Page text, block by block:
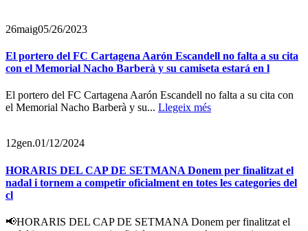
26maig05/26/2023
El portero del FC Cartagena Aarón Escandell no falta a su cita
con el Memorial Nacho Barberà y su camiseta estará en l
El portero del FC Cartagena Aarón Escandell no falta a su cita con
el Memorial Nacho Barberà y su... Llegeix més
12gen.01/12/2024
HORARIS DEL CAP DE SETMANA Donem per finalitzat el
nadal i tornem a competir oficialment en totes les categories del
cl
📢HORARIS DEL CAP DE SETMANA Donem per finalitzat el